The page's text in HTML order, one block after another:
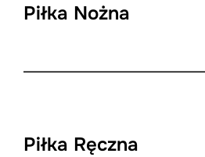
Piłka Nożna
Piłka Ręczna